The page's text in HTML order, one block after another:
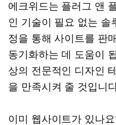
에크위드는 플러그 앤
인 기술이 필요 없는 솔
정을 통해 사이트를 판
동기화하는 데 도움이
상의 전문적인 디자인
을 만족시켜 줄 것입니
이미 웹사이트가 있나